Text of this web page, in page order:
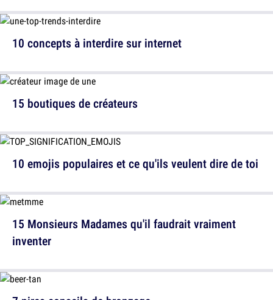
15 boutiques de créateurs
15 Monsieurs Madames qu'il faudrait vraiment
inventer
10 concepts à interdire sur internet
10 emojis populaires et ce qu'ils veulent dire de toi